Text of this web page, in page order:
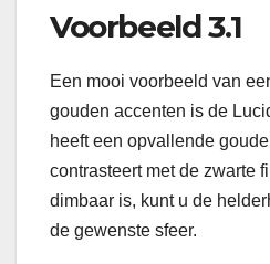
Voorbeeld 3.1
Een mooi voorbeeld van
gouden accenten is de
heeft een opvallende
contrasteert met de zwarte
dimbaar is, kunt u de
de gewenste sfeer.